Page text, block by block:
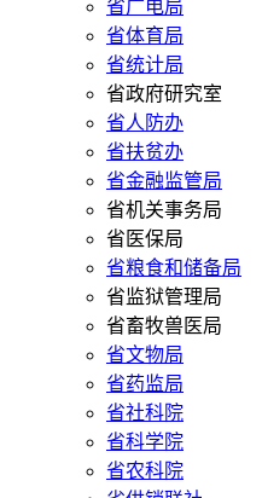
省广电局
省体育局
省统计局
省政府研究室
省人防办
省扶贫办
省金融监管局
省机关事务局
省医保局
省粮食和储备局
省监狱管理局
省畜牧兽医局
省文物局
省药监局
省社科院
省科学院
省农科院